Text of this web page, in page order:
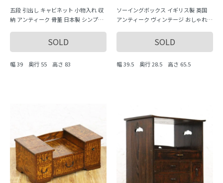
五段 引出し キャビネット 小物入れ 収
納 アンティーク 骨董 日本製 シンプル
SOLD
幅 39 奥行 55 高さ 83
ソーイングボックス イギリス製 英国
アンティーク ヴィンテージ おしゃれ
SOLD
幅 39.5 奥行 28.5 高さ 65.5